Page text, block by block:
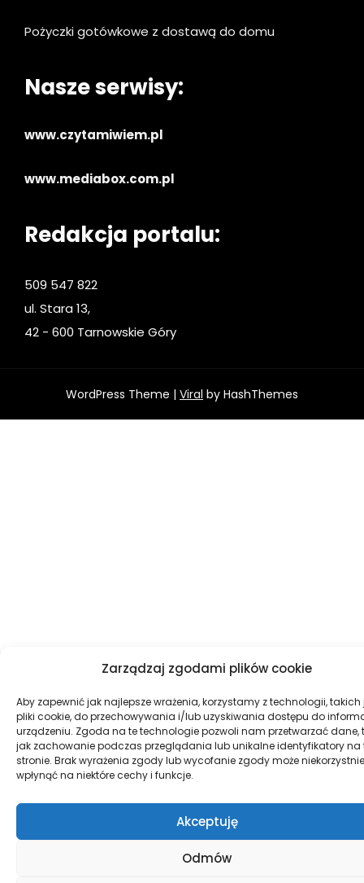
Zarządzaj zgodami plików cookie
Aby zapewnić jak najlepsze wrażenia, korzystamy z technologii, takich
pliki cookie, do przechowywania i/lub uzyskiwania dostępu do
urządzeniu. Zgoda na te technologie pozwoli nam przetwarzać dane,
jak zachowanie podczas przeglądania lub unikalne identyfikatory na
stronie. Brak wyrażenia zgody lub wycofanie zgody może niekorzystnie
wpłynąć na niektóre cechy i funkcje.
Akceptuję
Odmów
Pożyczki gotówkowe z dostawą do domu
Nasze serwisy:
www.czytamiwiem.pl
www.mediabox.com.pl
Redakcja portalu:
509 547 822
ul. Stara 13,
42 - 600 Tarnowskie Góry
WordPress Theme | Viral by HashThemes